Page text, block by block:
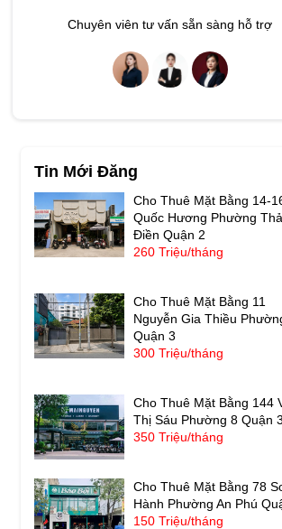
Chuyên viên tư vấn sẵn sàng hỗ trợ
Tin Mới Đăng
Cho Thuê Mặt Bằng 14-
Quốc Hương Phường
Điền Quận 2
260 Triệu/tháng
Cho Thuê Mặt Bằng 11
Nguyễn Gia Thiều
Quận 3
300 Triệu/tháng
Cho Thuê Mặt Bằng 144
Thị Sáu Phường 8 Quận 3
350 Triệu/tháng
Cho Thuê Mặt Bằng 78
Hành Phường An Phú
150 Triệu/tháng